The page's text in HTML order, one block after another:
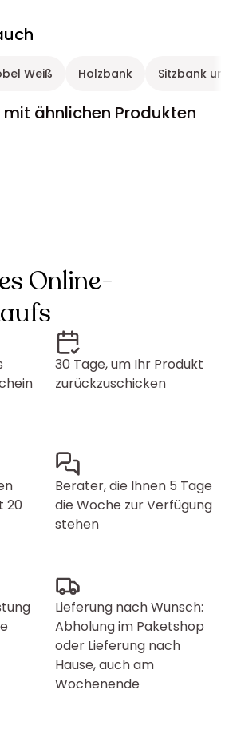
Weiß Holzbank Sitzbank
mit ähnlichen Produkten
Online-
30 Tage, um Ihr Produkt
zurückzuschicken
20
Berater, die Ihnen 5 Tage
die Woche zur Verfügung
stehen
Lieferung nach Wunsch:
Abholung im Paketshop
oder Lieferung nach
Hause, auch am
Wochenende